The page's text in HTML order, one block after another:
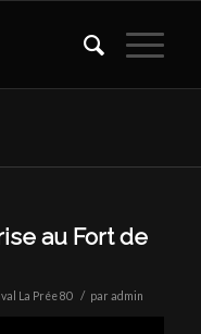
au Fort de
La Prée 80 / par admin